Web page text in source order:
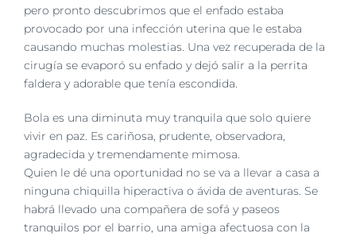
grande
pero pronto descubrimos que el enfado estaba
provocado por una infección uterina que le estaba
causando muchas molestias. Una vez recuperada de la
cirugía se evaporó su enfado y dejó salir a la perrita
faldera y adorable que tenía escondida.
Bola es una diminuta muy tranquila que solo quiere
vivir en paz. Es cariñosa, prudente, observadora,
agradecida y tremendamente mimosa.
Quien le dé una oportunidad no se va a llevar a casa a
ninguna chiquilla hiperactiva o ávida de aventuras. Se
habrá llevado una compañera de sofá y paseos
tranquilos por el barrio, una amiga afectuosa con la